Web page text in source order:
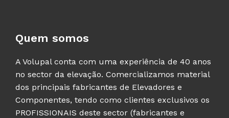
Quem somos
A Volupal conta com uma experiência de 40 anos
no sector da elevação. Comercializamos material
dos principais fabricantes de Elevadores e
Componentes, tendo como clientes exclusivos os
PROFISSIONAIS deste sector (fabricantes e